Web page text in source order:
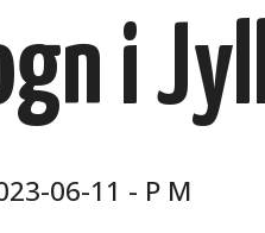
i
06-11 - P M